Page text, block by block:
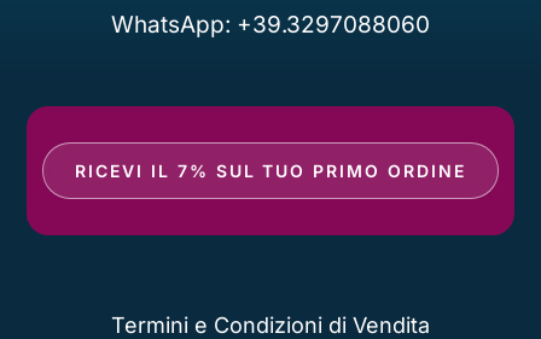
WhatsApp: +39.3297088060
RICEVI IL 7% SUL TUO PRIMO ORDINE
Termini e Condizioni di Vendita